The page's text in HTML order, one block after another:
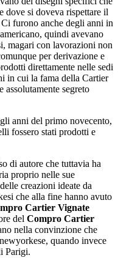
dove si doveva rispettare il
furono anche degli anni in
quindi avevano
magari con lavorazioni non
per derivazione e
direttamente nelle sedi
in cui la fama della Cartier
assolutamente segreto
anni del primo novecento,
fossero stati prodotti e
di autore che tuttavia ha
proprio nelle sue
creazioni ideate da
che alla fine hanno avuto
Cartier Vignate
del Compro Cartier
nella convinzione che
quando invece
Parigi.